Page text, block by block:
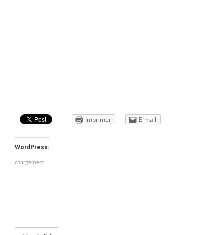
Imprimer E-mail
WordPress:
chargement…